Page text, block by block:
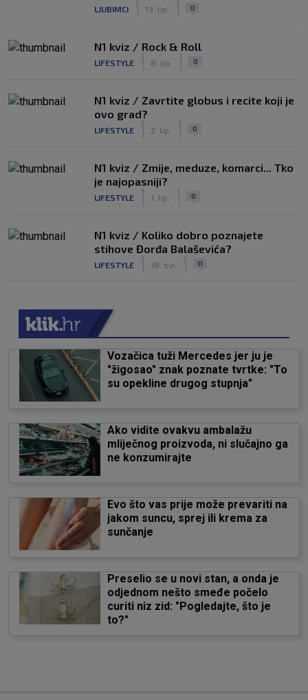
LJUBIMCI 13. lip. 0
N1 kviz / Rock & Roll
LIFESTYLE 8. lip. 0
N1 kviz / Zavrtite globus i recite koji je
ovo grad?
LIFESTYLE 2. lip. 0
N1 kviz / Zmije, meduze, komarci... Tko
je najopasniji?
LIFESTYLE 1. lip. 0
N1 kviz / Koliko dobro poznajete
stihove Đorđa Balaševića?
LIFESTYLE 18. svi. 11
Vozačica tuži Mercedes jer ju je
"žigosao" znak poznate tvrtke: "To
su opekline drugog stupnja"
Ako vidite ovakvu ambalažu
mliječnog proizvoda, ni slučajno ga
ne konzumirajte
Evo što vas prije može prevariti na
jakom suncu, sprej ili krema za
sunčanje
Preselio se u novi stan, a onda je
odjednom nešto smeđe počelo
curiti niz zid: "Pogledajte, što je
to?"